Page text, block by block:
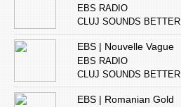
EBS RADIO
CLUJ SOUNDS BETTER
EBS | Nouvelle Vague
EBS RADIO
CLUJ SOUNDS BETTER
EBS | Romanian Gold